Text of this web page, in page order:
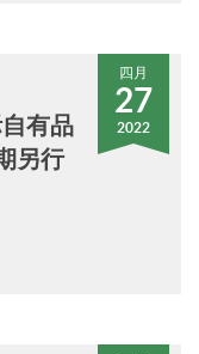
四月
27
2022
有品
另行